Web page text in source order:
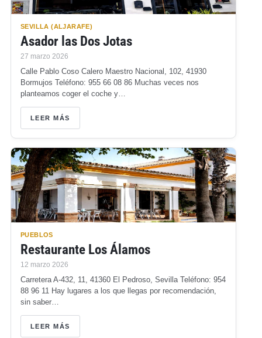
SEVILLA (ALJARAFE)
Asador las Dos Jotas
27 marzo 2026
Calle Pablo Coso Calero Maestro Nacional, 102, 41930
Bormujos Teléfono: 955 66 08 86 Muchas veces nos
planteamos coger el coche y…
LEER MÁS
PUEBLOS
Restaurante Los Álamos
12 marzo 2026
Carretera A-432, 11, 41360 El Pedroso, Sevilla Teléfono: 954
88 96 11 Hay lugares a los que llegas por recomendación,
sin saber…
LEER MÁS